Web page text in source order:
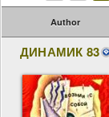
Author
ДИНАМИК 83